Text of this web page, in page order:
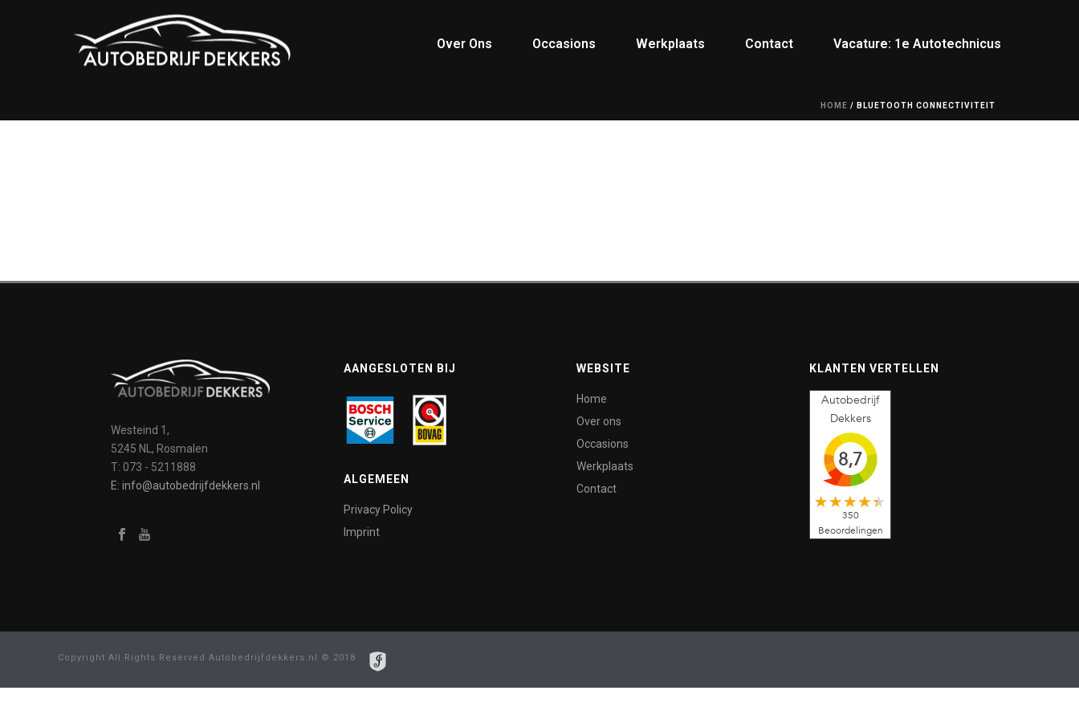
Over Ons Occasions Werkplaats Contact Vacature: 1e Autotechnicus
HOME / BLUETOOTH CONNECTIVITEIT
Westeind 1,
5245 NL, Rosmalen
T: 073 - 5211888
E: info@autobedrijfdekkers.nl
AANGESLOTEN BIJ
ALGEMEEN
Privacy Policy
Imprint
WEBSITE
Home
Over ons
Occasions
Werkplaats
Contact
KLANTEN VERTELLEN
Autobedrijf
Dekkers
8,7
350
Beoordelingen
Copyright All Rights Reserved Autobedrijfdekkers.nl © 2018